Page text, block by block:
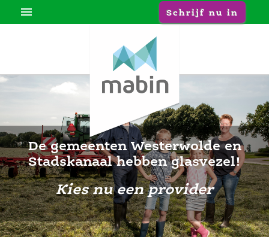
 Schrijf nu in
De gemeenten Westerwolde en
Stadskanaal hebben glasvezel!
Kies nu een provider